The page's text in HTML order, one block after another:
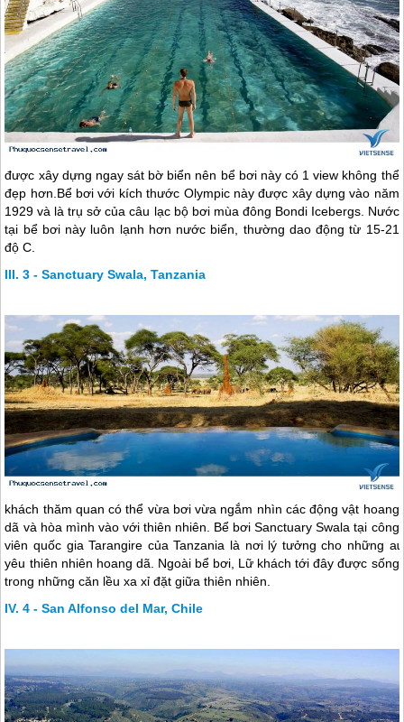
được xây dựng ngay sát bờ biển nên bể bơi này có 1 view không thể
đẹp hơn.Bể bơi với kích thước Olympic này được xây dựng vào năm
1929 và là trụ sở của câu lạc bộ bơi mùa đông Bondi Icebergs. Nước
tại bể bơi này luôn lạnh hơn nước biển, thường dao động từ 15-21
độ C.
3 - Sanctuary Swala, Tanzania
khách thăm quan có thể vừa bơi vừa ngắm nhìn các động vật hoang
dã và hòa mình vào với thiên nhiên. Bể bơi Sanctuary Swala tại công
viên quốc gia Tarangire của Tanzania là nơi lý tưởng cho những aɩ
yêu thiên nhiên hoang dã. Ngoài bể bơi, Lữ khách tới đây được sống
trong những căn lều xa xỉ đặt giữa thiên nhiên.
4 - San Alfonso del Mar, Chile